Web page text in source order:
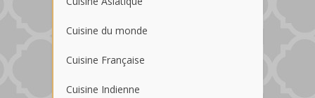
Cuisine du monde
Cuisine Française
Cuisine Indienne